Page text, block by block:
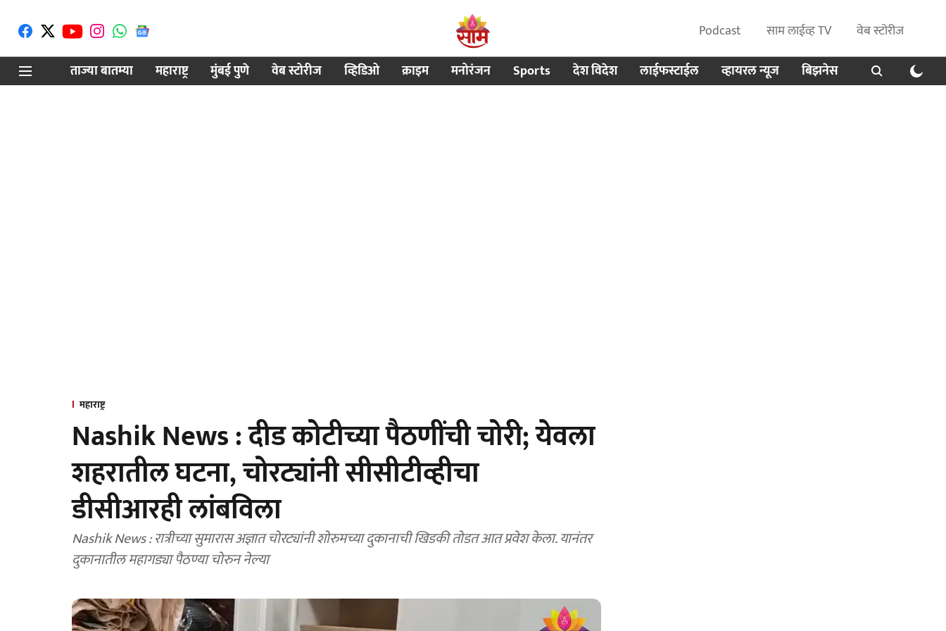
Podcast साम लाईव्ह TV
वेब स्टोरीज
ताज्या बातम्या
महाराष्ट्र मुंबई पुणे वेब स्टोरीज व्हिडिओ क्राइम मनोरंजन Sports देश विदेश लाईफस्टाईल व्हायरल न्यूज बिझनेस
महाराष्ट्र
Nashik News : दीड कोटीच्या पैठणींची चोरी; येवला
शहरातील घटना, चोरट्यांनी सीसीटीव्हीचा
डीसीआरही लांबविला
Nashik News : रात्रीच्या सुमारास अज्ञात चोरट्यांनी शोरुमच्या दुकानाची खिडकी तोडत आत प्रवेश केला. यानंतर
दुकानातील महागड्या पैठण्या चोरुन नेल्या